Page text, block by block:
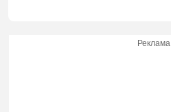
Реклама